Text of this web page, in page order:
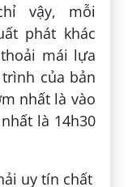
vậy, mỗi
phát khác
mái lựa
của bản
nhất là vào
là 14h30